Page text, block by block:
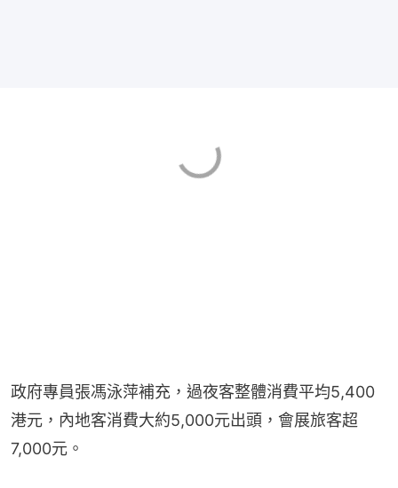
政府專員張馮泳萍補充，過夜客整體消費平均5,400
港元，內地客消費大約5,000元出頭，會展旅客超
7,000元。